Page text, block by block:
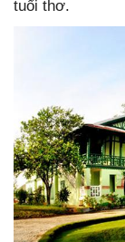
tuổi thơ.